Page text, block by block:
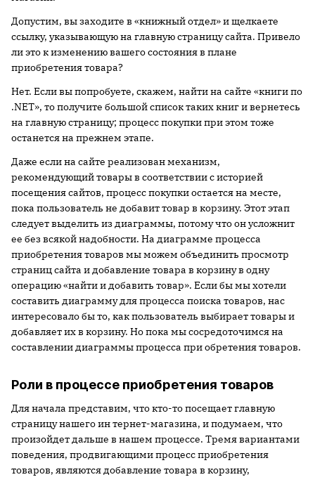
Допустим, вы заходите в «книжный отдел» и щелкаете
ссылку, указывающую на главную страницу сайта. Привело
ли это к изменению вашего состояния в плане
приобретения товара?
Нет. Если вы попробуете, скажем, найти на сайте «книги по
.NET», то получите большой список таких книг и вернетесь
на главную страницу; процесс покупки при этом тоже
останется на прежнем этапе.
Даже если на сайте реализован механизм,
рекомендующий товары в соответствии с историей
посещения сайтов, процесс покупки остается на месте,
пока пользователь не добавит товар в корзину. Этот этап
следует выделить из диаграммы, потому что он усложнит
ее без всякой надобности. На диаграмме процесса
приобретения товаров мы можем объединить просмотр
страниц сайта и добавление товара в корзину в одну
операцию «найти и добавить товар». Если бы мы хотели
составить диаграмму для процесса поиска товаров, нас
интересовало бы то, как пользователь выбирает товары и
добавляет их в корзину. Но пока мы сосредоточимся на
составлении диаграммы процесса при обретения товаров.
Роли в процессе приобретения товаров
Для начала представим, что кто-то посещает главную
страницу нашего ин тернет-магазина, и подумаем, что
произойдет дальше в нашем процессе. Тремя вариантами
поведения, продвигающими процесс приобретения
товаров, являются добавление товара в корзину,